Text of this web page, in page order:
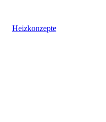
Heizkonzepte